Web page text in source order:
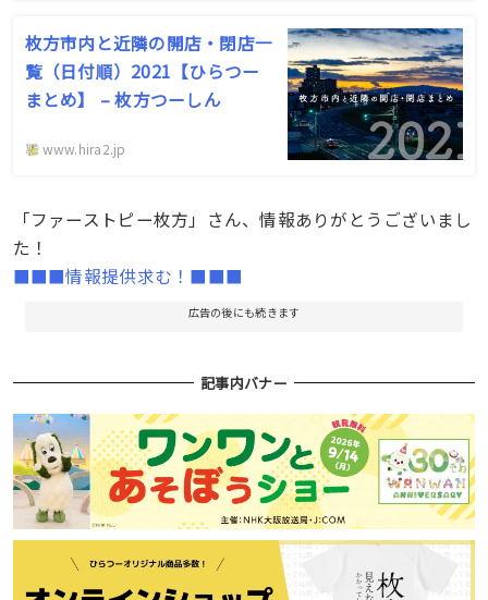
枚方市内と近隣の開店・閉店一
覧（日付順）2021【ひらつー
まとめ】 – 枚方つーしん
www.hira2.jp
「ファーストピー枚方」さん、情報ありがとうございまし
た！
■■■情報提供求む！■■■
広告の後にも続きます
記事内バナー